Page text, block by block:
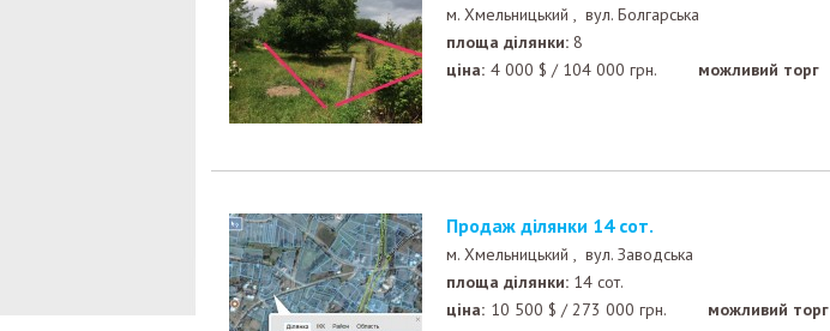
м. Хмельницький , вул. Болгарська
площа ділянки: 8
ціна: 4 000 $ / 104 000 грн. можливий торг
Продаж ділянки 14 сот.
м. Хмельницький , вул. Заводська
площа ділянки: 14 сот.
ціна: 10 500 $ /273 000 грн. можливий торг